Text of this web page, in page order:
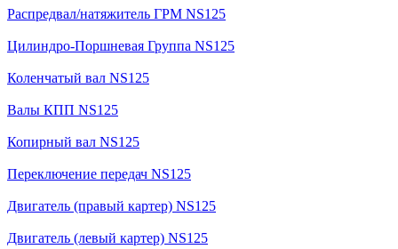
Распредвал/натяжитель ГРМ NS125
Цилиндро-Поршневая Группа NS125
Коленчатый вал NS125
Валы КПП NS125
Копирный вал NS125
Переключение передач NS125
Двигатель (правый картер) NS125
Двигатель (левый картер) NS125